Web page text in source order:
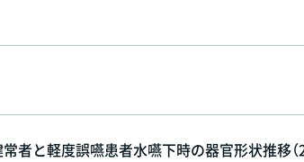
と軽度誤嚥患者水嚥下時の器官形状推移（